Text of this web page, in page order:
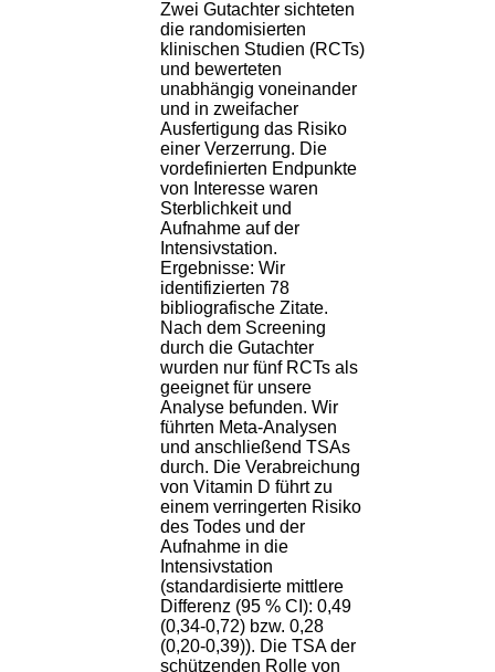
Zwei Gutachter sichteten
die randomisierten
klinischen Studien (RCTs)
und bewerteten
unabhängig voneinander
und in zweifacher
Ausfertigung das Risiko
einer Verzerrung. Die
vordefinierten Endpunkte
von Interesse waren
Sterblichkeit und
Aufnahme auf der
Intensivstation.
Ergebnisse: Wir
identifizierten 78
bibliografische Zitate.
Nach dem Screening
durch die Gutachter
wurden nur fünf RCTs als
geeignet für unsere
Analyse befunden. Wir
führten Meta-Analysen
und anschließend TSAs
durch. Die Verabreichung
von Vitamin D führt zu
einem verringerten Risiko
des Todes und der
Aufnahme in die
Intensivstation
(standardisierte mittlere
Differenz (95 % CI): 0,49
(0,34-0,72) bzw. 0,28
(0,20-0,39)). Die TSA der
schützenden Rolle von